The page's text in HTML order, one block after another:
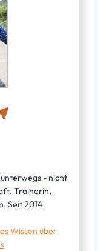
- nicht
Trainerin,
Seit 2014
Wissen über